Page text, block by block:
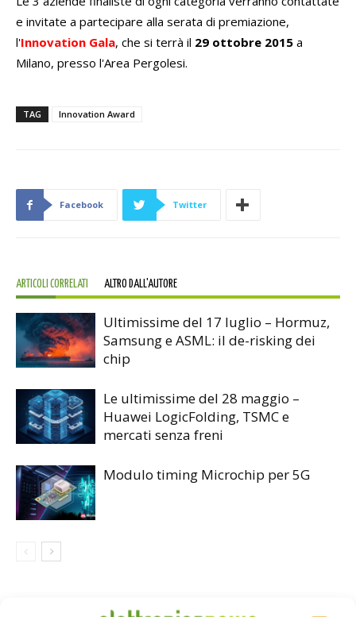
e invitate a partecipare alla serata di premiazione,
l'Innovation Gala, che si terrà il 29 ottobre 2015 a
Milano, presso l'Area Pergolesi.
TAG Innovation Award
Facebook Twitter
ARTICOLI CORRELATI ALTRO DALL'AUTORE
Ultimissime del 17 luglio – Hormuz,
Samsung e ASML: il de-risking dei
chip
Le ultimissime del 28 maggio –
Huawei LogicFolding, TSMC e
mercati senza freni
Modulo timing Microchip per 5G